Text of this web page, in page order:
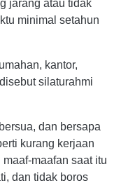
jarang atau tidak
minimal setahun
kantor,
silaturahmi
dan bersapa
kurang kerjaan
maafan saat itu
dan tidak boros